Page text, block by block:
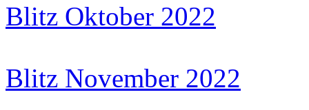
Blitz Oktober 2022
Blitz November 2022